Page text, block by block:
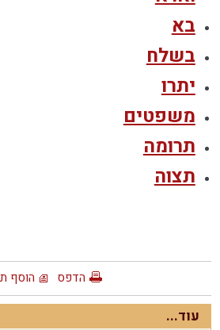
בא
בשלח
יתרו
משפטים
תרומה
תצוה
הדפס הוסף
עוד...